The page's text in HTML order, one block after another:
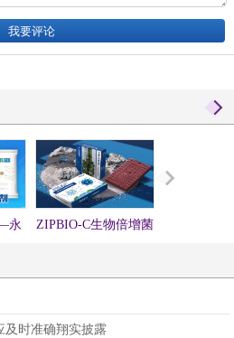
永 ZIPBIO-C生物倍增菌
及时准确翔实披露